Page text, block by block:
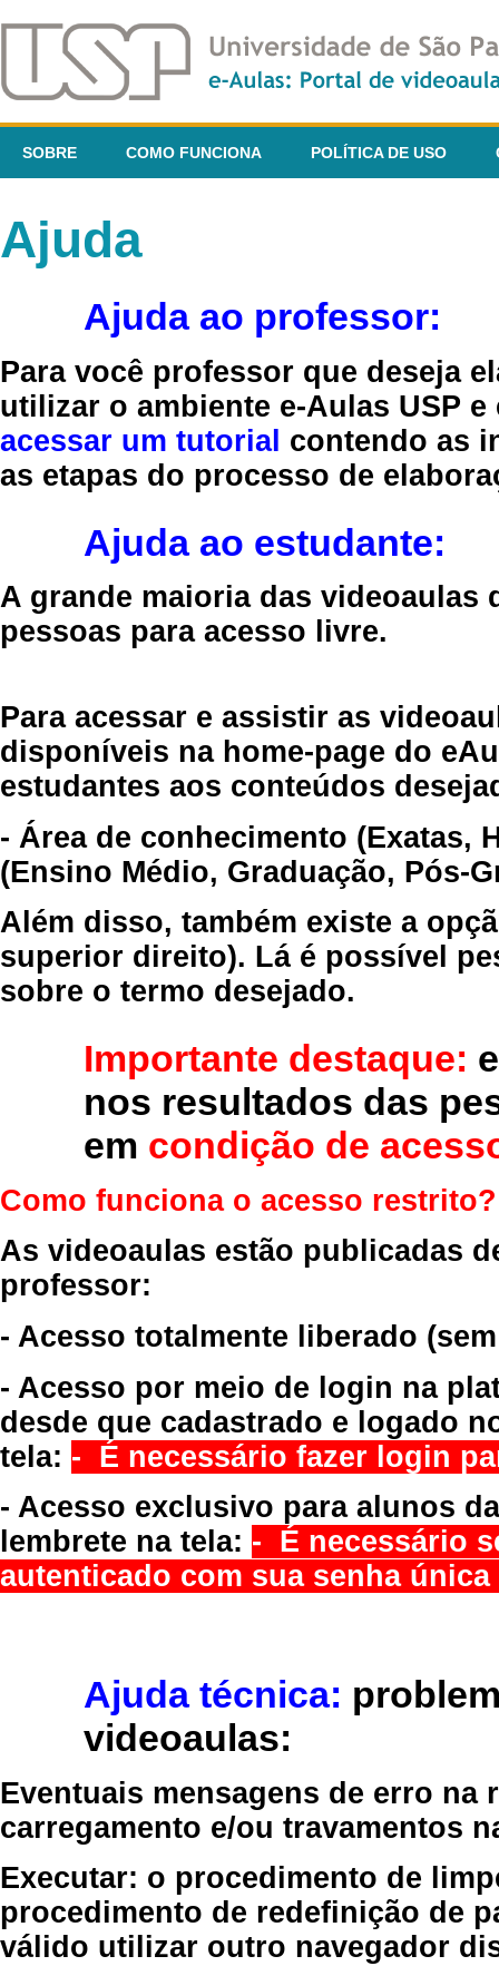
SOBRE COMO FUNCIONA POLÍTICA DE USO
Ajuda
Ajuda ao professor:
Para você professor que deseja
utilizar o ambiente e-Aulas USP
acessar um tutorial contendo as
as etapas do processo de
Ajuda ao estudante:
A grande maioria das videoaulas
pessoas para acesso livre.
Para acessar e assistir as
disponíveis na home-page do
estudantes aos conteúdos
- Área de conhecimento (Exatas,
(Ensino Médio, Graduação, Pós-
Além disso, também existe a
superior direito). Lá é possível
sobre o termo desejado.
Importante destaque:
nos resultados das
em condição de
Como funciona o acesso restrito?
As videoaulas estão publicadas
professor:
- Acesso totalmente liberado
- Acesso por meio de login na
desde que cadastrado e logado
tela: - É necessário fazer login
- Acesso exclusivo para alunos
lembrete na tela: - É necessário
autenticado com sua senha
Ajuda técnica:
videoaulas:
Eventuais mensagens de erro
carregamento e/ou travamentos
Executar: o procedimento de
procedimento de redefinição de
válido utilizar outro navegador